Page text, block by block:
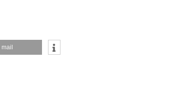
mail